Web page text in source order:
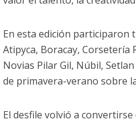
En esta edición participaron
Atipyca, Boracay, Corsetería
Novias Pilar Gil, Núbil,
de primavera-verano sobre
El desfile volvió a